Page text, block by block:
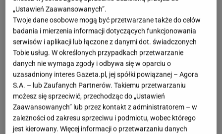
(oczywiście w przypadku tradycyjnego
zrobić z mięsem z rosołu?Jeśli nie dasz rady go po
prostu zjeść, a zamrażalnik pęka w szwach, przerób
gotowanego kurczaka i wołowinę w kotleciki z
ryżem i przyprawami.Kotleciki ryżowe z mięsem z
rosołu są naprawdę pyszne, delikatne, chociaż
wyraziste, a to za sprawą przypraw i dodatków.
Cebula i czosnek to tylko jedne z nich. Oprócz tego
warto dodać posiekaną natkę pietruszki, odrobinę
„Ustawień Zaawansowanych”.
Twoje dane osobowe mogą być przetwarzane także do celów
badania i mierzenia informacji dotyczących funkcjonowania
serwisów i aplikacji lub łączone z danymi dot. świadczonych
Tobie usług. W określonych przypadkach przetwarzanie
danych nie wymaga zgody i odbywa się w oparciu o
uzasadniony interes Gazeta.pl, jej spółki powiązanej – Agora
S.A. – lub Zaufanych Partnerów. Takiemu przetwarzaniu
możesz się sprzeciwić, przechodząc do „Ustawień
Zaawansowanych” lub przez kontakt z administratorem – w
zależności od zakresu sprzeciwu i podmiotu, wobec którego
jest kierowany. Więcej informacji o przetwarzaniu danych